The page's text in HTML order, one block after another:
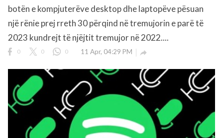
botën e kompjuterëve desktop dhe laptopëve pësuan
një rënie prej rreth 30 përqind në tremujorin e parë të
2023 kundrejt të njëjtit tremujor në 2022....
0 0 0 11 Apr, 04:29 PM 